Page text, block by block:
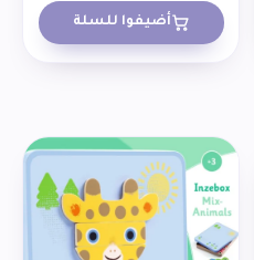
أضيفوا للسلة